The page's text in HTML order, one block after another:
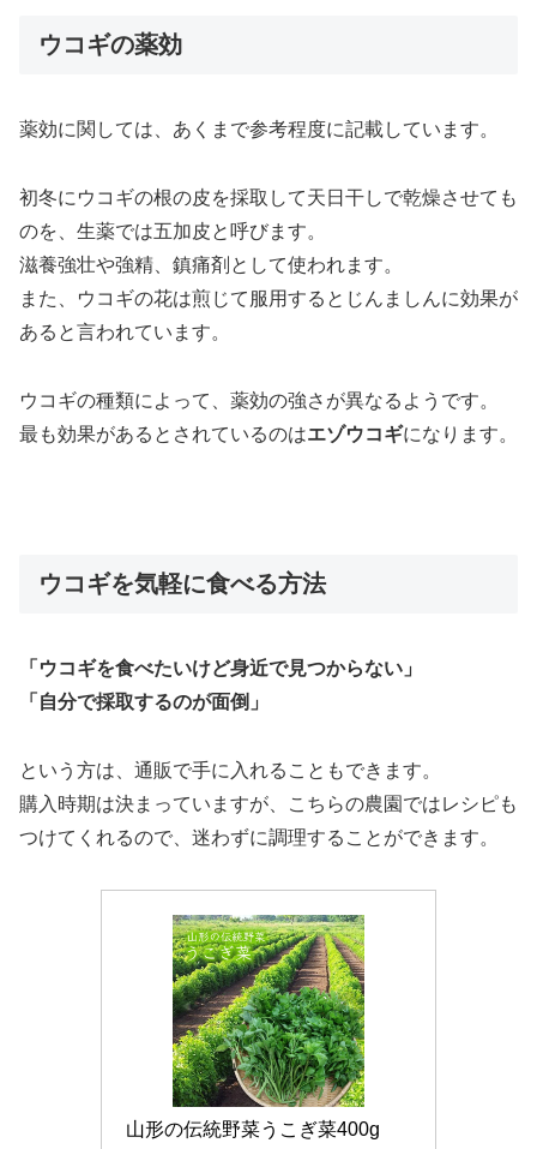
ウコギの薬効
薬効に関しては、 あくまで参考程度に記載しています。
初冬にウコギの根の皮を採取して天日干しで乾燥させても
のを、生薬では五加皮と呼びます。
滋養強壮や強精、鎮痛剤として使われます。
また、ウコギの花は煎じて服用するとじんましんに効果が
あると言われています。
ウコギの種類によって、薬効の強さが異なるようです。
最も効果があるとされているのはエゾウコギになります。
ウコギを気軽に食べる方法
「ウコギを食べたいけど身近で見つからない」
「自分で採取するのが面倒」
という方は、通販で手に入れることもできます。
購入時期は決まっていますが、こちらの農園ではレシピも
つけてくれるので、迷わずに調理することができます。
山形の伝統野菜うこぎ菜400g